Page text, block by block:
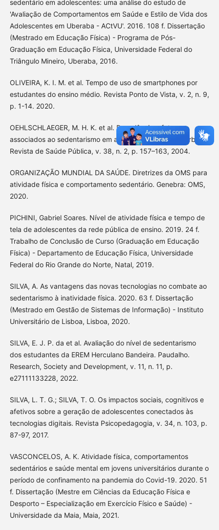
sedentário em adolescentes: uma análise do estudo de
'Avaliação de Comportamentos em Saúde e Estilo de Vida dos
Adolescentes em Uberaba - ACtVU'. 2016. 108 f. Dissertação
(Mestrado em Educação Física) - Programa de Pós-
Graduação em Educação Física, Universidade Federal do
Triângulo Mineiro, Uberaba, 2016.
OLIVEIRA, K. I. M. et al. Tempo de uso de smartphones por
estudantes do ensino médio. Revista Ponto de Vista, v. 2, n. 9,
p. 1-14. 2020.
OEHLSCHLAEGER, M. H. K. et al. Prevalência e fatores
associados ao sedentarismo em adolescentes de área urbana.
Revista de Saúde Pública, v. 38, n. 2, p. 157–163, 2004.
ORGANIZAÇÃO MUNDIAL DA SAÚDE. Diretrizes da OMS para
atividade física e comportamento sedentário. Genebra: OMS,
2020.
PICHINI, Gabriel Soares. Nível de atividade física e tempo de
tela de adolescentes da rede pública de ensino. 2019. 24 f.
Trabalho de Conclusão de Curso (Graduação em Educação
Física) - Departamento de Educação Física, Universidade
Federal do Rio Grande do Norte, Natal, 2019.
SILVA, A. As vantagens das novas tecnologias no combate ao
sedentarismo à inatividade física. 2020. 63 f. Dissertação
(Mestrado em Gestão de Sistemas de Informação) - Instituto
Universitário de Lisboa, Lisboa, 2020.
SILVA, E. J. P. da et al. Avaliação do nível de sedentarismo
dos estudantes da EREM Herculano Bandeira. Paudalho.
Research, Society and Development, v. 11, n. 11, p.
e27111133228, 2022.
SILVA, L. T. G.; SILVA, T. O. Os impactos sociais, cognitivos e
afetivos sobre a geração de adolescentes conectados às
tecnologias digitais. Revista Psicopedagogia, v. 34, n. 103, p.
87-97, 2017.
VASCONCELOS, A. K. Atividade física, comportamentos
sedentários e saúde mental em jovens universitários durante o
período de confinamento na pandemia do Covid-19. 2020. 51
f. Dissertação (Mestre em Ciências da Educação Física e
Desporto – Especialização em Exercício Físico e Saúde) -
Universidade da Maia, Maia, 2021.